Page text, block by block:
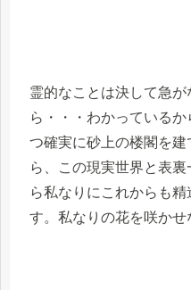
霊的なことは決して急
ら・・・わかっている
つ確実に砂上の楼閣を
ら、この現実世界と表
ら私なりにこれからも
す。私なりの花を咲かせ